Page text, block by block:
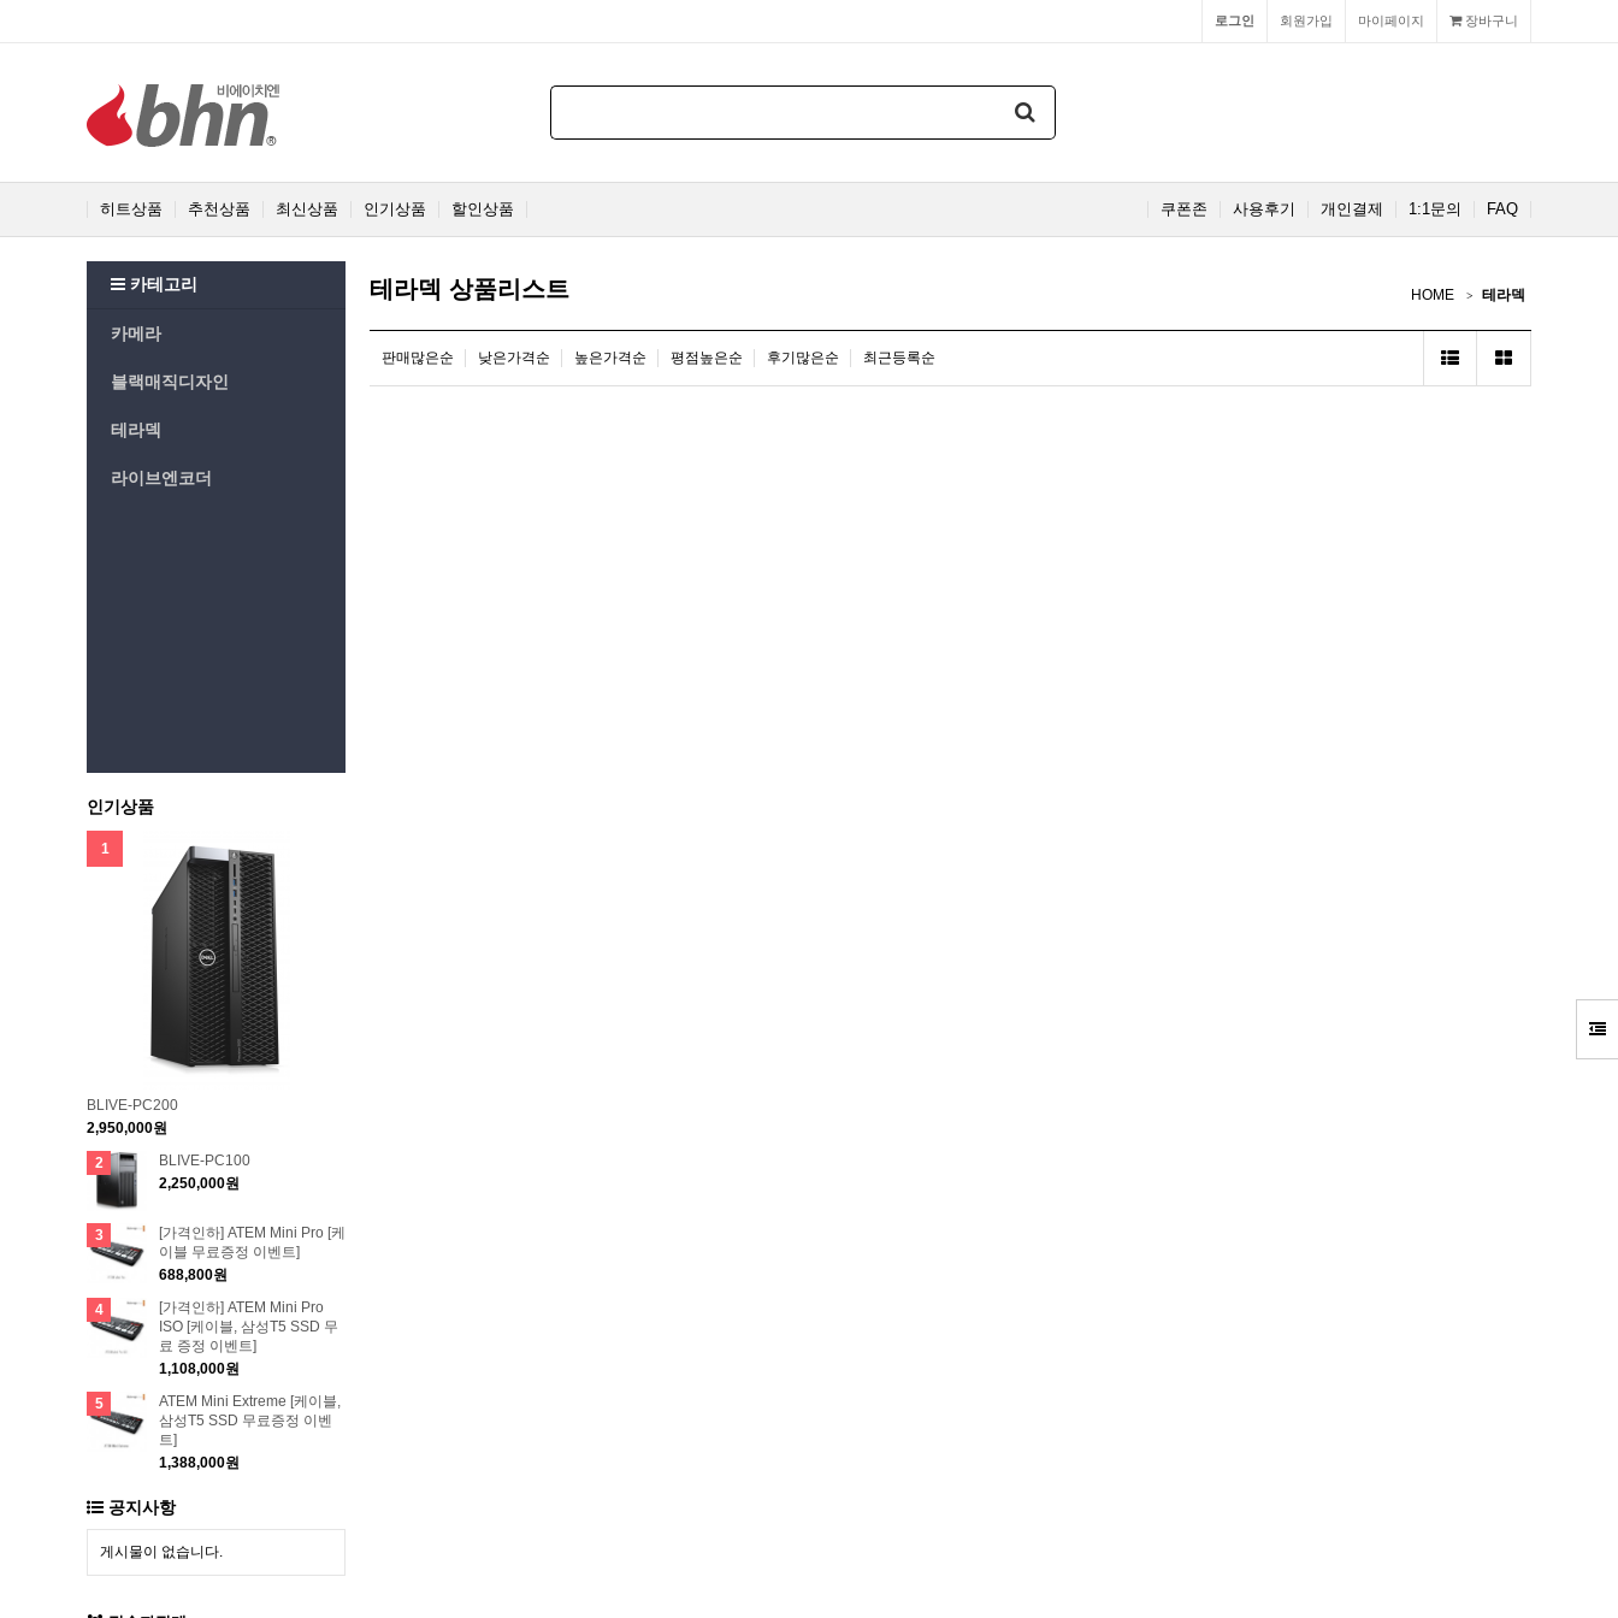
장바구니
마이페이지
회원가입
로그인
히트상품 추천상품 최신상품 인기상품 할인상품 FAQ
1:1문의
개인결제
사용후기
쿠폰존
카테고리
카메라
블랙매직디자인
테라덱
라이브엔코더
인기상품
1
BLIVE-PC200
2,950,000원
2
BLIVE-PC100
2,250,000원
3
[가격인하] ATEM Mini Pro [케
이블 무료증정 이벤트]
688,800원
4
[가격인하] ATEM Mini Pro
ISO [케이블, 삼성T5 SSD 무
료 증정 이벤트]
1,108,000원
5
ATEM Mini Extreme [케이블,
삼성T5 SSD 무료증정 이벤
트]
1,388,000원
공지사항
게시물이 없습니다.
테라덱 상품리스트 HOME 테라덱
판매많은순 낮은가격순 높은가격순 평점높은순 후기많은순 최근등록순